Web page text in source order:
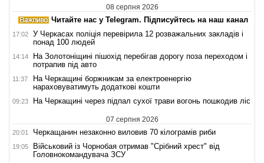
08 серпня 2026
Читайте нас у Telegram. Підписуйтесь на наш канал
17:02
У Черкасах поліція перевірила 12 розважальних закладів і
понад 100 людей
14:14
На Золотоніщині пішохід перебігав дорогу поза переходом і
потрапив під авто
11:37
На Черкащині боржникам за електроенергію
нараховуватимуть додаткові кошти
09:23 На Черкащині через підпал сухої трави вогонь пошкодив ліс
07 серпня 2026
20:01 Черкащанин незаконно виловив 70 кілограмів риби
19:05
Військовий із Чорнобая отримав "Срібний хрест" від
Головнокомандувача ЗСУ